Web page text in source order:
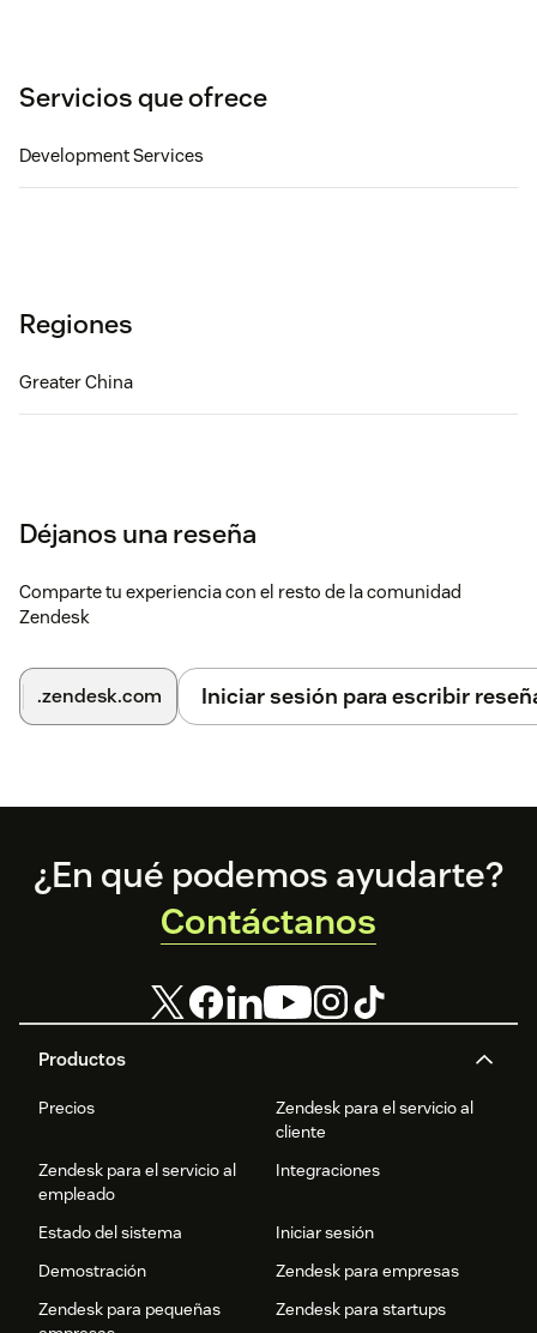
Servicios que ofrece
Development Services
Regiones
Greater China
Déjanos una reseña
Comparte tu experiencia con el resto de la comunidad
Zendesk
.zendesk.com Iniciar sesión para escribir
Footer
Productos
Precios
Zendesk para el servicio al
cliente
Zendesk para el servicio al
empleado
Integraciones
Estado del sistema
Iniciar sesión
Demostración
Zendesk para empresas
Zendesk para pequeñas
Zendesk para startups
¿En qué podemos ayudarte?
Contáctanos